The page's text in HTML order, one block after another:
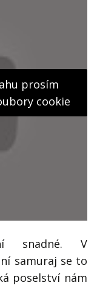
prosím
cookie
snadné. V
samuraj se to
poselství nám